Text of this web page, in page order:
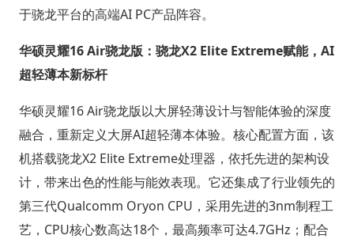
于骁龙平台的高端AI PC产品阵容。
华硕灵耀16 Air骁龙版：骁龙X2 Elite Extreme赋能，AI
超轻薄本新标杆
华硕灵耀16 Air骁龙版以大屏轻薄设计与智能体验的深度
融合，重新定义大屏AI超轻薄本体验。核心配置方面，该
机搭载骁龙X2 Elite Extreme处理器，依托先进的架构设
计，带来出色的性能与能效表现。它还集成了行业领先的
第三代Qualcomm Oryon CPU，采用先进的3nm制程工
艺，CPU核心数高达18个，最高频率可达4.7GHz；配合